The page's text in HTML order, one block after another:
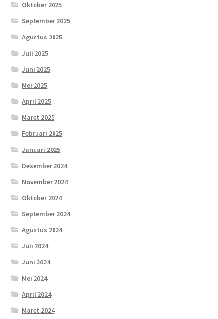
Oktober 2025
September 2025
Agustus 2025
Juli 2025
Juni 2025
Mei 2025
April 2025
Maret 2025
Februari 2025
Januari 2025
Desember 2024
November 2024
Oktober 2024
September 2024
Agustus 2024
Juli 2024
Juni 2024
Mei 2024
April 2024
Maret 2024